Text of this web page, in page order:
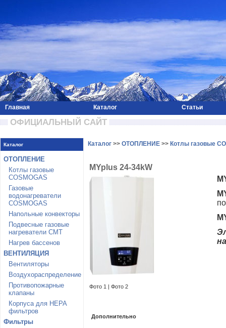
Главная Каталог Статьи
ОФИЦИАЛЬНЫЙ САЙТ
Каталог
ОТОПЛЕНИЕ
Котлы газовые
COSMOGAS
Газовые
водонагреватели
COSMOGAS
Напольные конвекторы
Подвесные газовые
нагреватели CMT
Нагрев бассенов
ВЕНТИЛЯЦИЯ
Вентиляторы
Воздухораспределение
Противопожарные
клапаны
Корпуса для HEPA
фильтров
Фильтры
Каталог >> ОТОПЛЕНИЕ >> Котлы газовые
MYplus 24-34kW
Фото 1 | Фото 2
Дополнительно